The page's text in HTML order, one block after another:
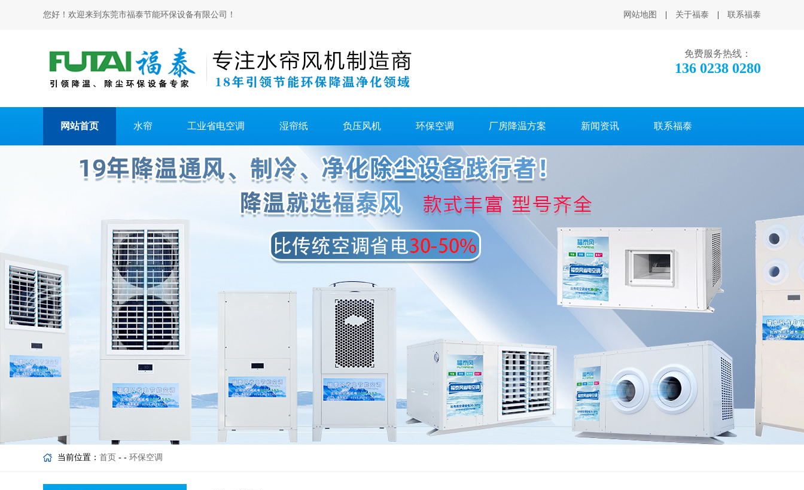
您好！欢迎来到东莞市福泰节能环保设备有限公司！ 网站地图 关于福泰 联系福泰
免费服务热线：
136 0238 0280
网站首页 水帘 工业省电空调 湿帘纸 负压风机 环保空调 厂房降温方案 新闻资讯 联系福泰
当前位置： 首页 - - 环保空调